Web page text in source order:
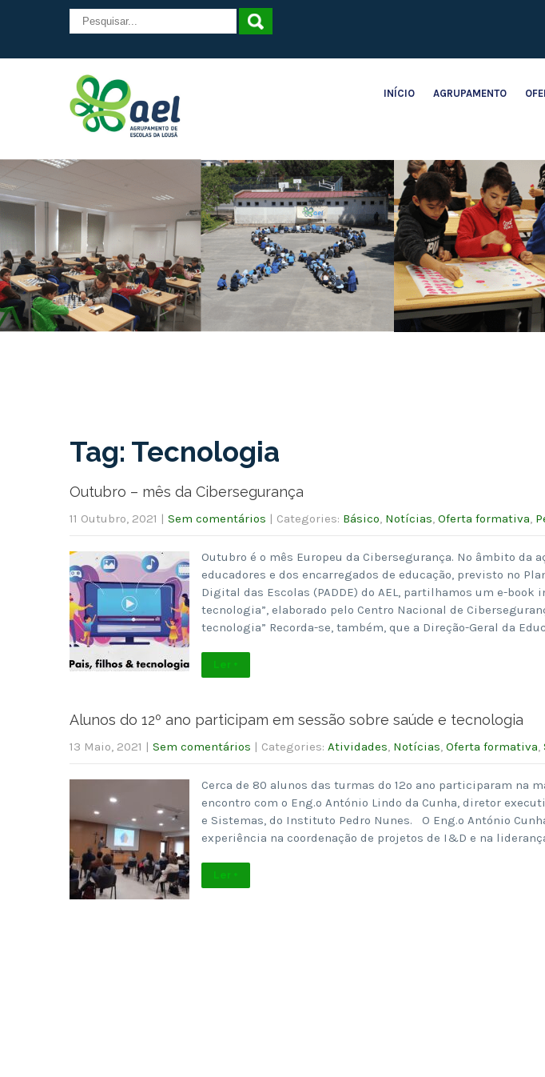
INÍCIO AGRUPAMENTO
Tag: Tecnologia
Outubro – mês da Cibersegurança
11 Outubro, 2021 | Sem comentários | Categories: Básico, Notícias, Oferta formativa,
Outubro é o mês Europeu da Cibersegurança. No âmbito da
educadores e dos encarregados de educação, previsto no
Digital das Escolas (PADDE) do AEL, partilhamos um e-
tecnologia”, elaborado pelo Centro Nacional de
tecnologia” Recorda-se, também, que a Direção-Geral da
Ler +
Alunos do 12º ano participam em sessão sobre saúde e tecnologia
13 Maio, 2021 | Sem comentários | Categories: Atividades, Notícias, Oferta formativa,
Cerca de 80 alunos das turmas do 12º ano participaram na
encontro com o Eng.º António Lindo da Cunha, diretor
e Sistemas, do Instituto Pedro Nunes. O Eng.º António
experiência na coordenação de projetos de I&D e na
Ler +